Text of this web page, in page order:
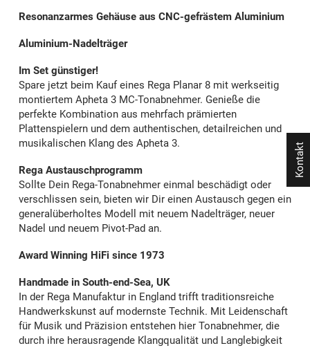
Resonanzarmes Gehäuse aus CNC-gefrästem Aluminium
Aluminium-Nadelträger
Im Set günstiger!
Spare jetzt beim Kauf eines Rega Planar 8 mit werkseitig
montiertem Apheta 3 MC-Tonabnehmer. Genieße die
perfekte Kombination aus mehrfach prämierten
Plattenspielern und dem authentischen, detailreichen und
musikalischen Klang des Apheta 3.
Rega Austauschprogramm
Sollte Dein Rega-Tonabnehmer einmal beschädigt oder
verschlissen sein, bieten wir Dir einen Austausch gegen ein
generalüberholtes Modell mit neuem Nadelträger, neuer
Nadel und neuem Pivot-Pad an.
Award Winning HiFi since 1973
Handmade in South-end-Sea, UK
In der Rega Manufaktur in England trifft traditionsreiche
Handwerkskunst auf modernste Technik. Mit Leidenschaft
für Musik und Präzision entstehen hier Tonabnehmer, die
durch ihre herausragende Klangqualität und Langlebigkeit
Kontakt